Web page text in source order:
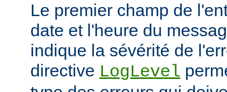
Le premier champ de
date et l'heure du
indique la sévérité de
directive LogLevel